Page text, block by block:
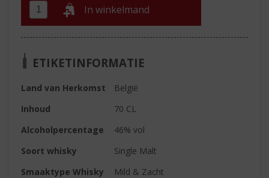
In winkelmand
ETIKETINFORMATIE
Land van Herkomst
België
Inhoud
70 CL
Alcoholpercentage
46% vol
Soort whisky
Single Malt
Smaaktype Whisky
Mild & Zacht